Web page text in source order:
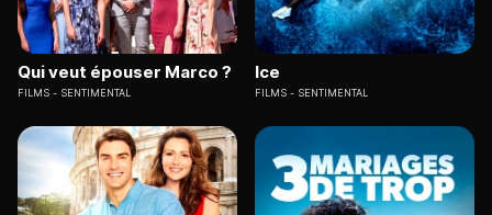
Qui veut épouser Marco ?
FILMS SENTIMENTAL
Ice
FILMS SENTIMENTAL